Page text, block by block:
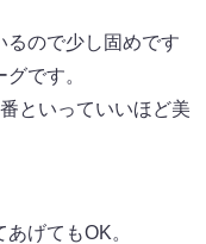
るので少し固めです
です。
といっていいほど美
げてもOK。